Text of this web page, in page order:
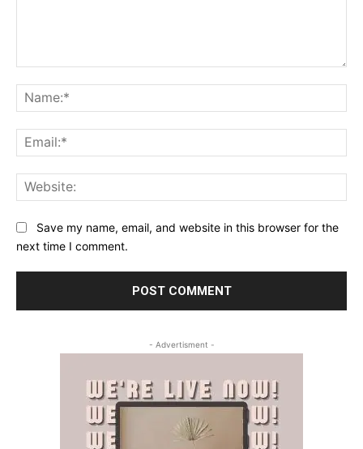
Save my name, email, and website in this browser for the
next time I comment.
- Advertisment -